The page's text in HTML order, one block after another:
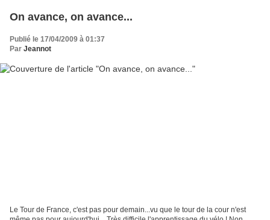
On avance, on avance...
Publié le 17/04/2009 à 01:37
Par Jeannot
Le Tour de France, c'est pas pour demain...vu que le tour de la cour n'est